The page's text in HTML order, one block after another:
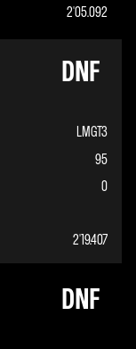
2'05.092
DNF
LMGT3
95
0
2'19.407
DNF